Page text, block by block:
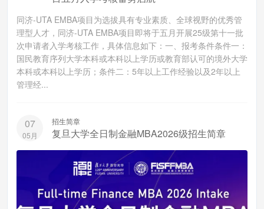
同济-UTA EMBA项目为选拔具有专业素质、全球视野的优秀管
理型人才，同济-UTA EMBA项目即将于五月开展25级第十一批
次申请者入学考核工作，具体信息如下：一、报考条件条件一：
国民教育序列大学本科或本科以上学历或教育部认可的境外大学
本科或本科以上学历；条件二：5年以上工作经验以及2年以上
管理经...
07
05月
招生简章
复旦大学全日制金融MBA2026级招生简章